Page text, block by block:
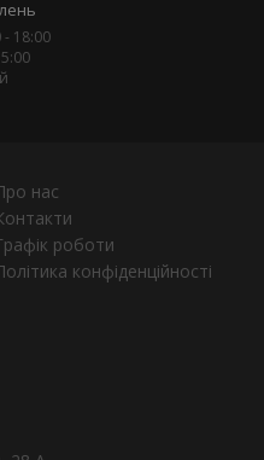
- 18:00
нас
роботи
конфіденційності